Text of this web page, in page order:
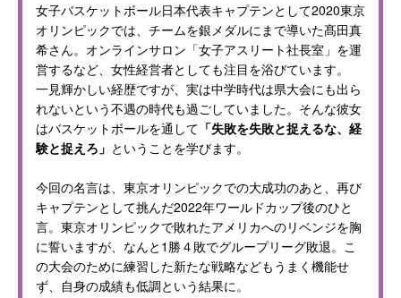
女子バスケットボール日本代表キャプテンとして2020東京
オリンピックでは、チームを銀メダルにまで導いた髙田真
希さん。オンラインサロン「女子アスリート社長室」を運
営するなど、女性経営者としても注目を浴びています。
一見輝かしい経歴ですが、実は中学時代は県大会にも出ら
れないという不遇の時代も過ごしていました。そんな彼女
はバスケットボールを通して 「失敗を失敗と捉えるな、経
験と捉えろ」 ということを学びます。
今回の名言は、東京オリンピックでの大成功のあと、再び
キャプテンとして挑んだ2022年ワールドカップ後のひと
言。東京オリンピックで敗れたアメリカへのリベンジを胸
に誓いますが、なんと1勝４敗でグループリーグ敗退。こ
の大会のために練習した新たな戦略などもうまく機能せ
ず、自身の成績も低調という結果に。